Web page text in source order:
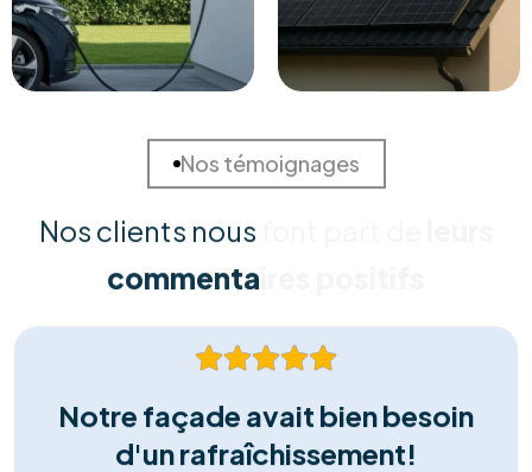
durable, sans risque pour votre toiture.
Matériel Premium
Nous ne faisons aucun compromis sur la qualité. Nous
marques Tier-1, reconnus pour leur rendement
supérieur et leur longévité garantie.
Support Réactif
Notre engagement ne s'arrête pas à la pose. Notre
service client local est disponible pour répondre à
assurer le monitoring de votre installation.
Notre succès